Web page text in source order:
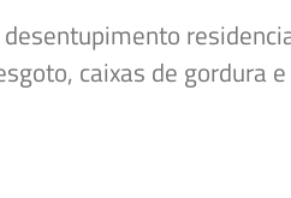
caixas de gordura